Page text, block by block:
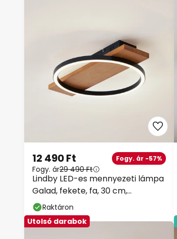
Lindby LED-es mennyezeti lámpa
Galad, fekete, fa, 30 cm,
fényerőszabályzóval
12 490 Ft Fogy. ár -57%
Fogy. ár29 490 Ft
Raktáron
Utolsó darabok